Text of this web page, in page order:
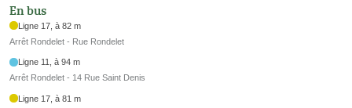
En bus
Ligne 17, à 82 m
Arrêt Rondelet - Rue Rondelet
Ligne 11, à 94 m
Arrêt Rondelet - 14 Rue Saint Denis
Ligne 17, à 81 m